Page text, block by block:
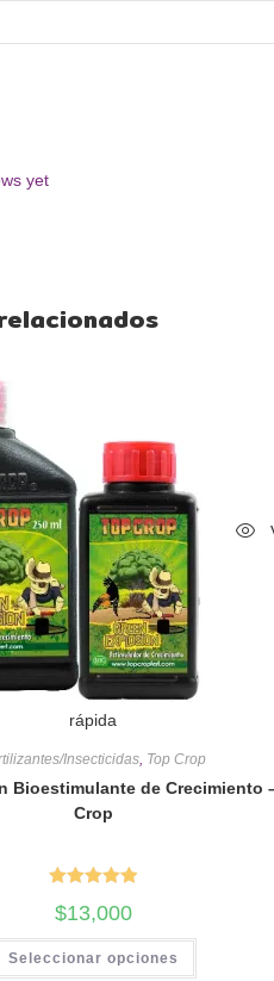
yet
rápida
Insecticidas, Top Crop
Bioestimulante de Crecimiento
Crop
5.00 de 5
$13,000
Seleccionar opciones